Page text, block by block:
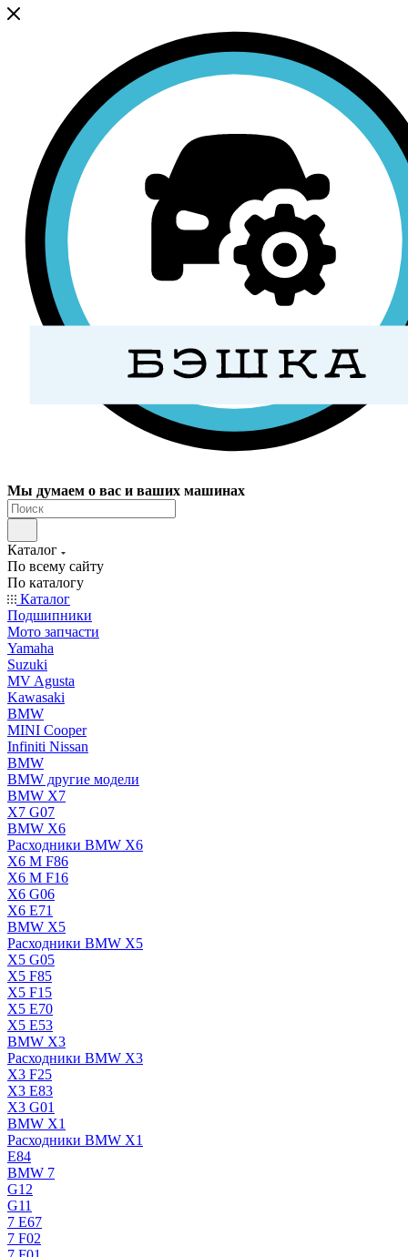
Мы думаем о вас и ваших машинах
Каталог
По всему сайту
По каталогу
Каталог
Подшипники
Мото запчасти
Yamaha
Suzuki
MV Agusta
Kawasaki
BMW
MINI Cooper
Infiniti Nissan
BMW
BMW другие модели
BMW X7
X7 G07
BMW X6
Расходники BMW X6
X6 M F86
X6 M F16
X6 G06
X6 E71
BMW X5
Расходники BMW X5
X5 G05
X5 F85
X5 F15
X5 E70
X5 E53
BMW X3
Расходники BMW X3
X3 F25
X3 E83
X3 G01
BMW X1
Расходники BMW X1
E84
BMW 7
G12
G11
7 Е67
7 F02